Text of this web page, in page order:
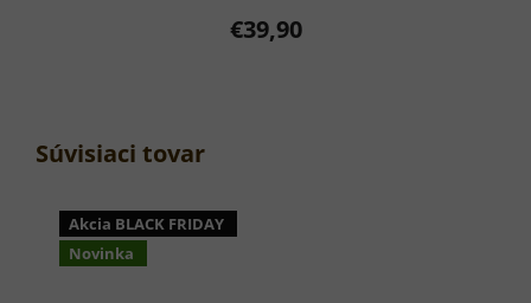
Súvisiaci tovar
Akcia BLACK FRIDAY
Novinka
hviezdičiek.
€39,90